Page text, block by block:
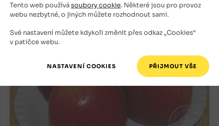
Tento web používásoubory cookie. Některé jsou pro provoz
webu nezbytné, o jiných můžete rozhodnout sami.
Své nastavení můžete kdykoli změnit přes odkaz „Cookies“
v patičce webu.